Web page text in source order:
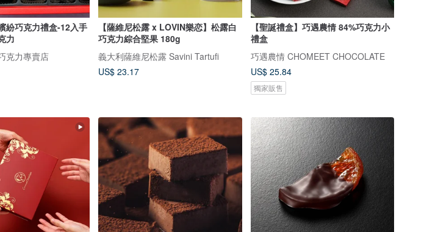
紛巧克力禮盒-12入手
力
克力專賣店
【薩維尼松露 x LOVIN樂恋】松露白
巧克力綜合堅果 180g
義大利薩維尼松露 Savini Tartufi
US$ 23.17
【聖誕禮盒】巧遇農情 84%巧克力小
禮盒
巧遇農情 CHOMEET CHOCOLATE
US$ 25.84
獨家販售